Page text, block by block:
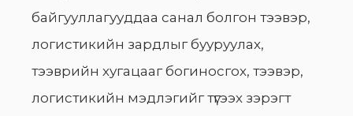
байгууллагууддаа санал болгон тээвэр,
логистикийн зардлыг бууруулах,
тээврийн хугацааг богиносгох, тээвэр,
логистикийн мэдлэгийг түгээх зэрэгт